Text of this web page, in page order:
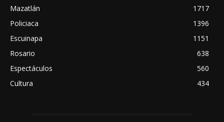
Mazatlán
1717
Policiaca
1396
Escuinapa
1151
Rosario
638
Espectáculos
560
Cultura
434